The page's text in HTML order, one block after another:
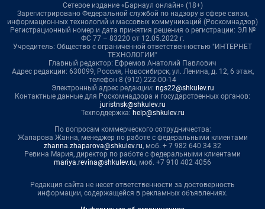
Сетевое издание «Барнаул онлайн» (18+)
Зарегистрировано Федеральной службой по надзору в сфере связи,
информационных технологий и массовых коммуникаций (Роскомнадзор)
Регистрационный номер и дата принятия решения о регистрации: ЭЛ №
ФС 77 – 83220 от 12.05.2022 г.
Учредитель: Общество с ограниченной ответственностью "ИНТЕРНЕТ
ТЕХНОЛОГИИ"
Главный редактор: Ефремов Анатолий Павлович
Адрес редакции: 630099, Россия, Новосибирск, ул. Ленина, д. 12, 6 этаж,
телефон 8 (912) 222-00-14
Электронный адрес редакции: ngs22@shkulev.ru
Контактные данные для Роскомнадзора и государственных органов:
juristnsk@shkulev.ru
Техподдержка: help@shkulev.ru
По вопросам коммерческого сотрудничества:
Жапарова Жанна, менеджер по работе с федеральными клиентами
zhanna.zhaparova@shkulev.ru, моб. + 7 982 640 34 32
Ревина Мария, директор по работе с федеральными клиентами
mariya.revina@shkulev.ru, моб. +7 910 402 4056
Редакция сайта не несет ответственности за достоверность
информации, содержащейся в рекламных объявлениях.